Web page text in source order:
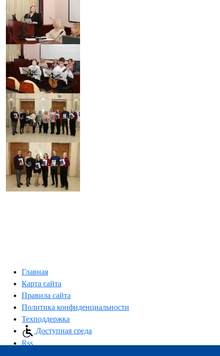
Главная
Карта сайта
Правила сайта
Политика конфиденциальности
Техподдержка
Доступная среда
Rss